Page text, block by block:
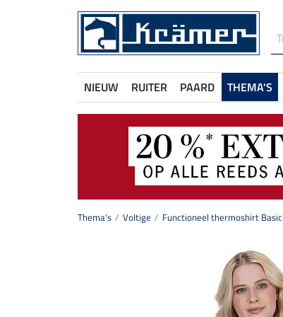
NIEUW RUITER PAARD THEMA'S
Thema's Voltige Functioneel thermoshirt Basic